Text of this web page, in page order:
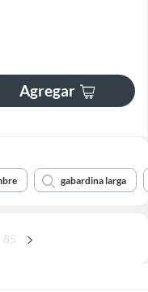
Agregar
gabardina larga
85